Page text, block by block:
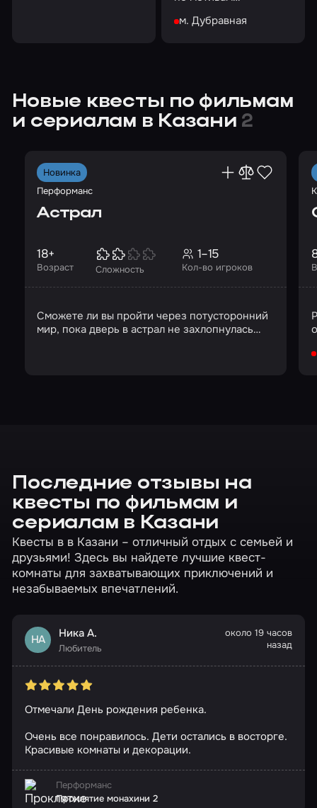
сериала
м. Дубравная
Новые квесты по фильмам
и сериалам в Казани 2
Новинка
Перформанс
Астрал
Возраст
18+
Сложность Кол-во игроков
1–15
Сможете ли вы пройти через потусторонний
мир, пока дверь в астрал не захлопнулась
Последние отзывы на
квесты по фильмам и
сериалам в Казани
Квесты в в Казани – отличный отдых с семьей и
друзьями! Здесь вы найдете лучшие квест-
комнаты для захватывающих приключений и
незабываемых впечатлений.
НА Ника А.
Любитель
около 19 часов
назад
Отмечали День рождения ребенка.
Очень все понравилось. Дети остались в восторге.
Красивые комнаты и декорации.
Перформанс
Проклятие монахини 2